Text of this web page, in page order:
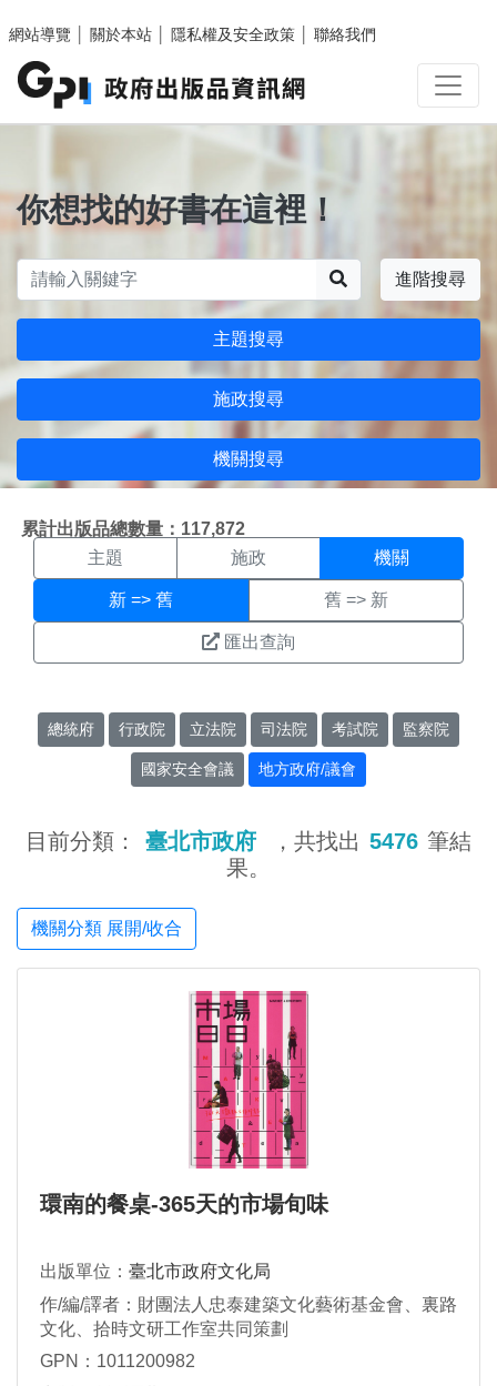
網站導覽
關於本站 隱私權及安全政策 聯絡我們
你想找的好書在這裡！
進階搜尋
主題搜尋
施政搜尋
機關搜尋
累計出版品總數量：117,872
機關搜尋結果頁面
主題 施政 機關
新 => 舊 舊 => 新
匯出查詢
總統府 行政院 立法院 司法院 考試院 監察院
國家安全會議 地方政府/議會
目前分類： 臺北市政府 ，共找出 5476 筆結
果。
機關分類 展開/收合
環南的餐桌-365天的市場旬味
出版單位： 臺北市政府文化局
作/編/譯者：財團法人忠泰建築文化藝術基金會、裏路
文化、拾時文研工作室共同策劃
GPN：1011200982